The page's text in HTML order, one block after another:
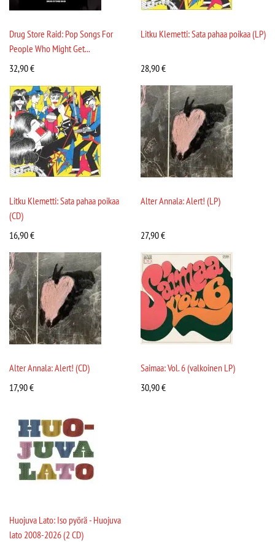
Drug Store Raid: Pop Songs For
People Who Might Get...
32,90€
Litku Klemetti: Sata pahaa poikaa (LP)
28,90€
Litku Klemetti: Sata pahaa poikaa
(CD)
16,90€
Alter Annala: Alert! (LP)
27,90€
Alter Annala: Alert! (CD)
17,90€
Saimaa: Vol. 6 (valkoinen LP)
30,90€
Huojuva Lato: Iso pyörä - Huojuva
lato 2008-2026 (2 CD)